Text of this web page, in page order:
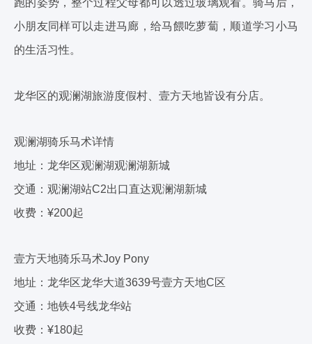
小朋友同样可以走进马廊，给马餵吃萝蔔，顺道学习小马
的生活习性。
龙华区的观澜湖旅游度假村、壹方天地皆设有分店。
观澜湖骑乐马术详情
地址：龙华区观澜湖观澜湖新城
交通：观澜湖站C2出口直达观澜湖新城
收费：¥200起
壹方天地骑乐马术Joy Pony
地址：龙华区龙华大道3639号壹方天地C区
交通：地铁4号线龙华站
收费：¥180起